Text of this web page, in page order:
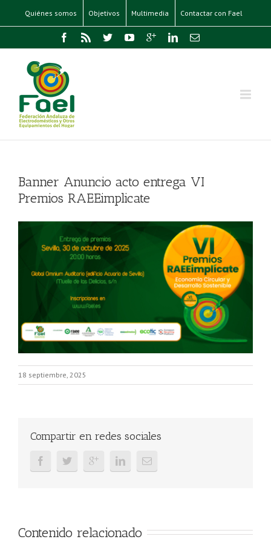
Quiénes somos Objetivos Multimedia Contactar con Fael
Banner Anuncio acto entrega VI
Premios RAEEimplicate
18 septiembre, 2025
Compartir en redes sociales
Contenido relacionado